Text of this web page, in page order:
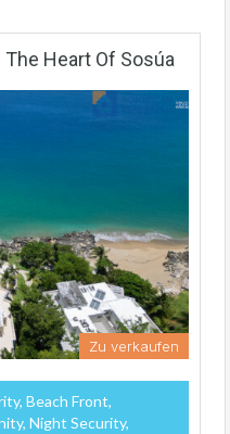
Heart Of Sosúa
Zu verkaufen
Beach Front,
Night Security,